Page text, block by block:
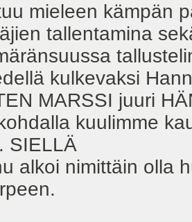
mieleen kämpän
tallentamina
kulkevaksi
MARSSI juuri
kuulimme
SIELLÄ
alkoi nimittäin olla